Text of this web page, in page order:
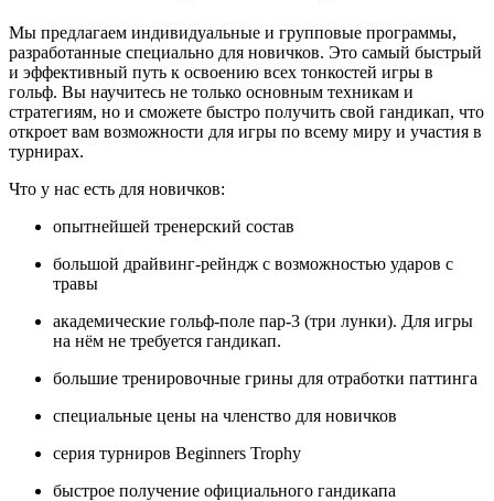
Мы предлагаем индивидуальные и групповые программы,
разработанные специально для новичков. Это самый быстрый
и эффективный путь к освоению всех тонкостей игры в
гольф. Вы научитесь не только основным техникам и
стратегиям, но и сможете быстро получить свой гандикап, что
откроет вам возможности для игры по всему миру и участия в
турнирах.
Что у нас есть для новичков:
опытнейшей тренерский состав
большой драйвинг-рейндж с возможностью ударов с
травы
академические гольф-поле пар-3 (три лунки). Для игры
на нём не требуется гандикап.
большие тренировочные грины для отработки паттинга
специальные цены на членство для новичков
серия турниров Beginners Trophy
быстрое получение официального гандикапа